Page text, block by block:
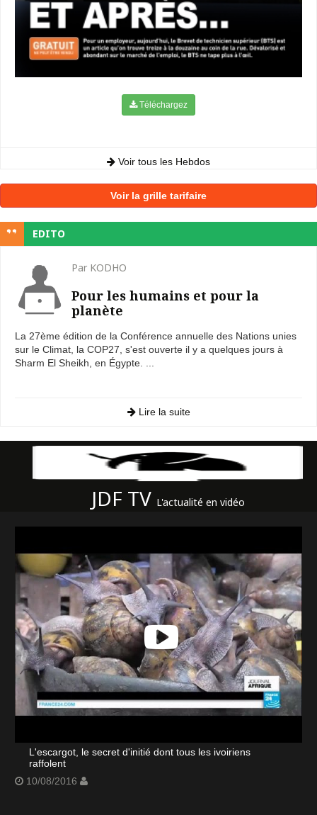
Téléchargez
Voir tous les Hebdos
Voir la grille tarifaire
EDITO
Par KODHO
Pour les humains et pour la
planète
La 27ème édition de la Conférence annuelle des Nations unies
sur le Climat, la COP27, s'est ouverte il y a quelques jours à
Sharm El Sheikh, en Égypte. ...
Lire la suite
JDF TV L'actualité en vidéo
L'escargot, le secret d'initié dont tous les ivoiriens
raffolent
10/08/2016